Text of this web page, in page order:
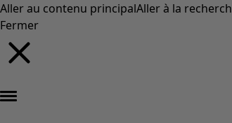
Aller au contenu principalAller à la
Fermer